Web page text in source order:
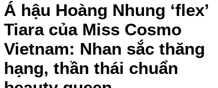
Á hậu Hoàng Nhung ‘flex’
Tiara của Miss Cosmo
Vietnam: Nhan sắc thăng
hạng, thần thái chuẩn